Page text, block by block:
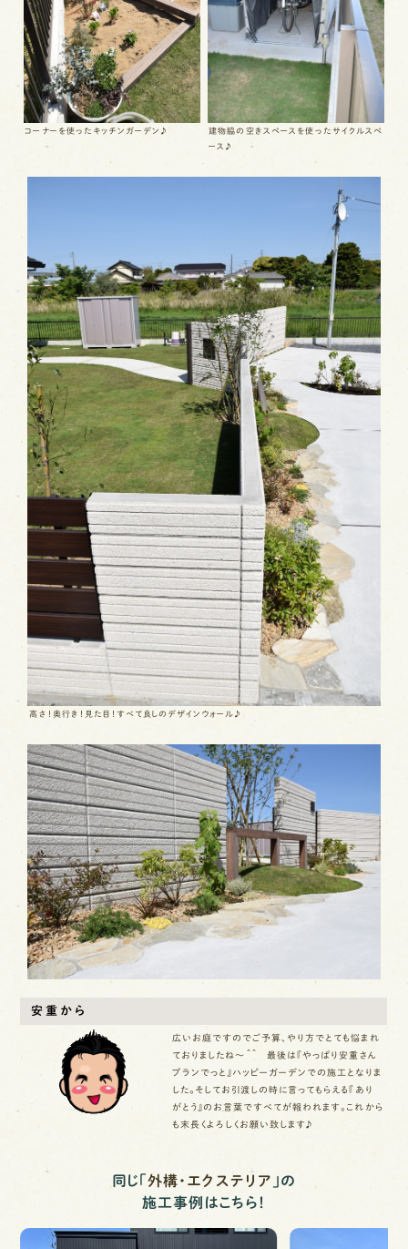
コーナーを使ったキッチンガーデン♪
建物脇の空きスペースを使ったサイクルスペ
ース♪
高さ！奥行き！見た目！すべて良しのデザインウォール♪
安重から
広いお庭ですのでご予算、やり方でとても悩まれ
ておりましたね～＾＾ 最後は『やっぱり安重さん
プランでっと』ハッピーガーデンでの施工となりま
した。そしてお引渡しの時に言ってもらえる『あり
がとう』のお言葉ですべてが報われます。これから
も末長くよろしくお願い致します♪
同じ「外構・エクステリア 」の
施工事例はこちら！